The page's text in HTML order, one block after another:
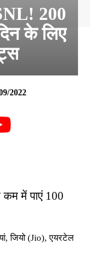
200
के लिए
2022
में पाएं 100
जियो (Jio), एयरटेल